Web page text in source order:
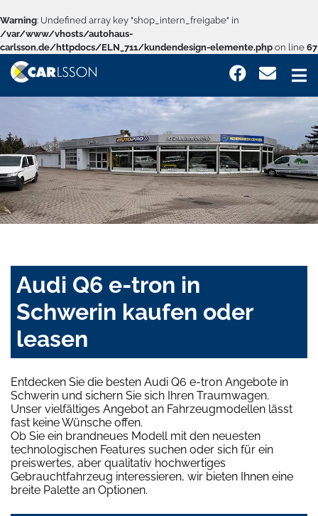
Warning: Undefined array key "shop_intern_freigabe" in
/var/www/vhosts/autohaus-
carlsson.de/httpdocs/ELN_711/kundendesign-elemente.php on line 67
Audi Q6 e-tron in
Schwerin kaufen oder
leasen
Entdecken Sie die besten Audi Q6 e-tron Angebote in
Schwerin und sichern Sie sich Ihren Traumwagen.
Unser vielfältiges Angebot an Fahrzeugmodellen lässt
fast keine Wünsche offen.
Ob Sie ein brandneues Modell mit den neuesten
technologischen Features suchen oder sich für ein
preiswertes, aber qualitativ hochwertiges
Gebrauchtfahrzeug interessieren, wir bieten Ihnen eine
breite Palette an Optionen.